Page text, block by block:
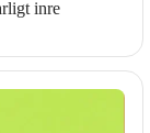
inre